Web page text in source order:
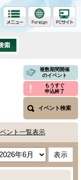
複数期間開催
のイベント
もうすぐ
申込終了
イベント検索
ント一覧表示